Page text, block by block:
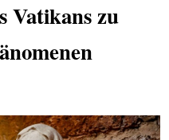
Vatikans zu